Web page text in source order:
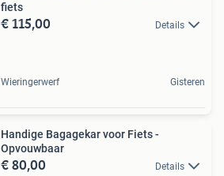
fiets
€ 115,00 Details
Wieringerwerf Gisteren
Handige Bagagekar voor Fiets -
Opvouwbaar
€ 80,00 Details